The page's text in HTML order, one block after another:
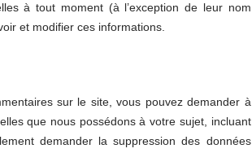
à tout moment (à l’exception de leur nom
et modifier ces informations.
sur le site, vous pouvez demander à
que nous possédons à votre sujet, incluant
demander la suppression des données